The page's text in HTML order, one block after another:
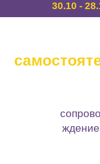
28.11 -
сопрово
ждение